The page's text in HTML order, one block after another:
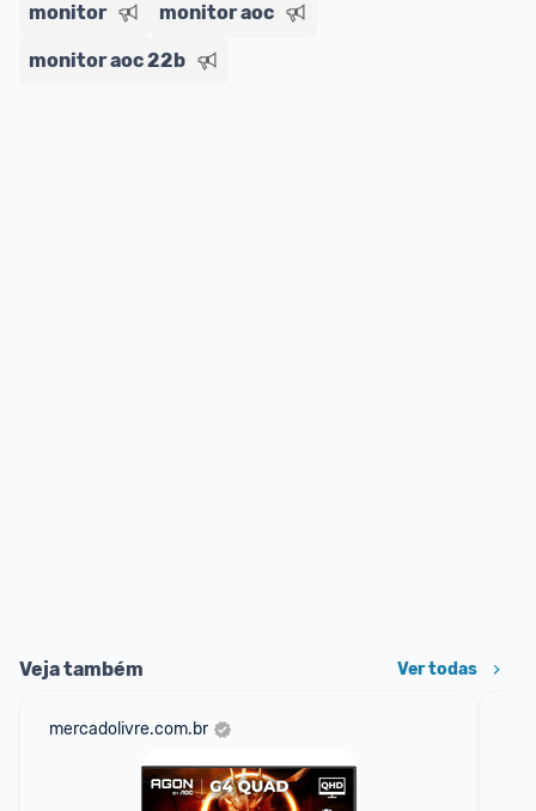
monitor
monitor aoc
monitor aoc 22b
Veja também Ver todas
mercadolivre.com.br